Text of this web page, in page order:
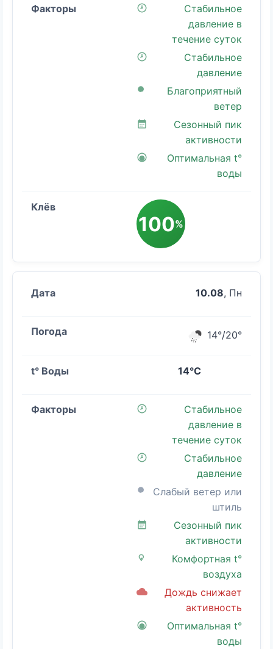
Стабильное
давление в
течение суток
Стабильное
давление
Благоприятный
ветер
Сезонный пик
активности
Оптимальная t°
воды
100%
10.08, Пн
14°/20°
14°C
Стабильное
давление в
течение суток
Стабильное
давление
Слабый ветер или
штиль
Сезонный пик
активности
Комфортная t°
воздуха
Дождь снижает
активность
Оптимальная t°
воды